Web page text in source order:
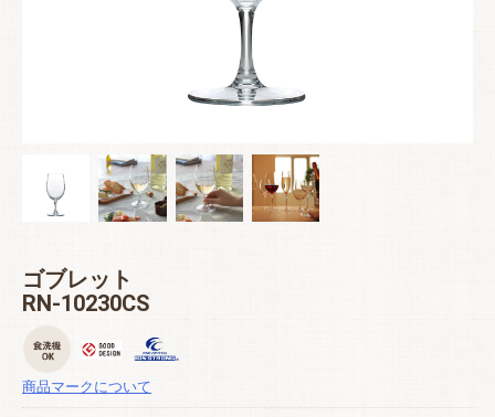
ゴブレット
RN-10230CS
商品マークについて